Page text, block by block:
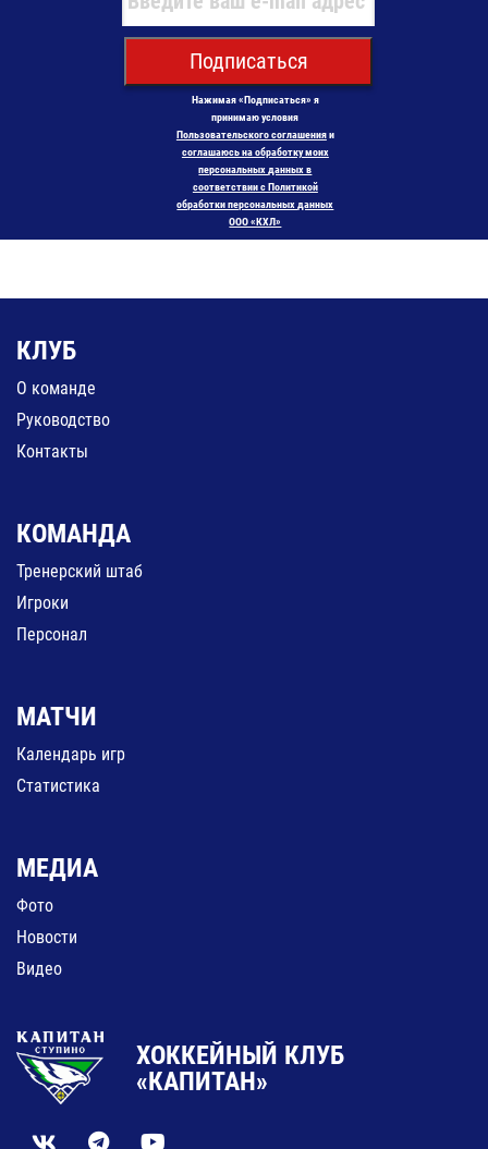
Подписаться
Нажимая «Подписаться» я
принимаю условия
Пользовательского соглашенияи
соглашаюсь на обработку моих
персональных данных в
соответствии с Политикой
обработки персональных данных
ООО «КХЛ»
КЛУБ
О команде
Руководство
Контакты
КОМАНДА
Тренерский штаб
Игроки
Персонал
МАТЧИ
Календарь игр
Статистика
МЕДИА
Фото
Новости
Видео
ХОККЕЙНЫЙ КЛУБ
«КАПИТАН»